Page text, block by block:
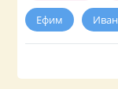
Ефим Иван